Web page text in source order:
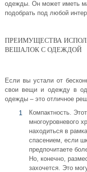
одежды. Он может иметь
подобрать под любой
ПРЕИМУЩЕСТВА
ВЕШАЛОК С ОДЕЖДОЙ
Если вы устали от
свои вещи и одежду в
одежды – это отличное
Компактность.
многоуровневого
находиться в
спасением, если
предпочитаете
Но, конечно,
захочется. Это